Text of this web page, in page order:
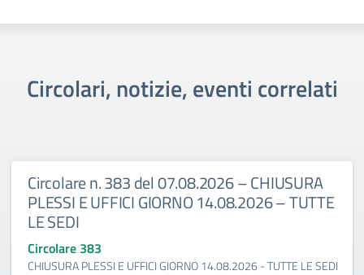
Circolari, notizie, eventi correlati
Circolare n. 383 del 07.08.2026 – CHIUSURA
PLESSI E UFFICI GIORNO 14.08.2026 – TUTTE
LE SEDI
Circolare 383
CHIUSURA PLESSI E UFFICI GIORNO 14.08.2026 - TUTTE LE SEDI